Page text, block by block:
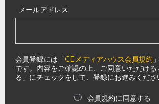
メールアドレス
会員登録には「CEメディアハウス会員規約
です。内容をご確認の上、ご同意いただけ
る」にチェックをして、登録にお進みくださ
会員規約に同意する